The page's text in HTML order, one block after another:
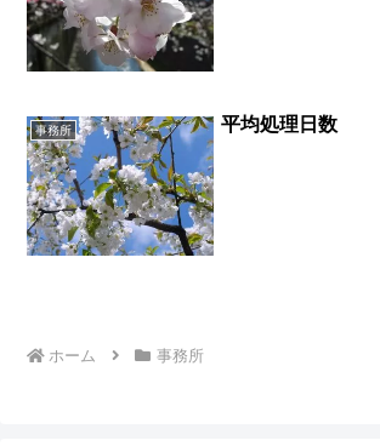
事務所 平均処理日数
ホーム 事務所